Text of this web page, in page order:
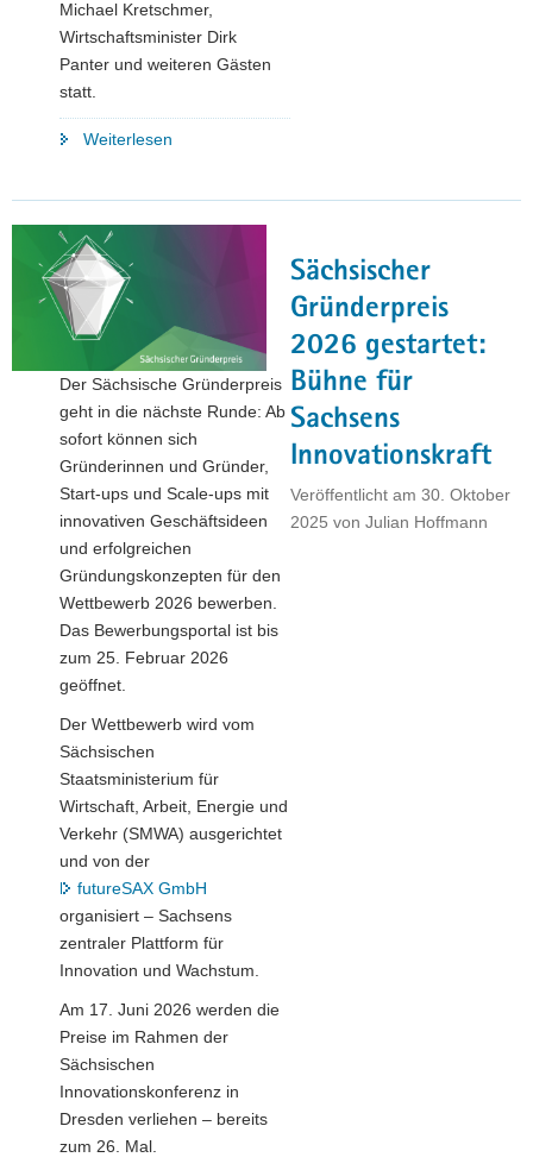
Michael Kretschmer,
Wirtschaftsminister Dirk
Panter und weiteren Gästen
statt.
Weiterlesen
Werk
in
Schöneck"
Sächsischer
Gründerpreis
2026 gestartet:
Bühne für
Sachsens
Innovationskraft
Veröffentlicht am 30. Oktober
2025 von Julian Hoffmann
Der Sächsische Gründerpreis
geht in die nächste Runde: Ab
sofort können sich
Gründerinnen und Gründer,
Start-ups und Scale-ups mit
innovativen Geschäftsideen
und erfolgreichen
Gründungskonzepten für den
Wettbewerb 2026 bewerben.
Das Bewerbungsportal ist bis
zum 25. Februar 2026
geöffnet.
Der Wettbewerb wird vom
Sächsischen
Staatsministerium für
Wirtschaft, Arbeit, Energie und
Verkehr (SMWA) ausgerichtet
und von der
futureSAX GmbH
organisiert – Sachsens
zentraler Plattform für
Innovation und Wachstum.
Am 17. Juni 2026 werden die
Preise im Rahmen der
Sächsischen
Innovationskonferenz in
Dresden verliehen – bereits
zum 26. Mal.